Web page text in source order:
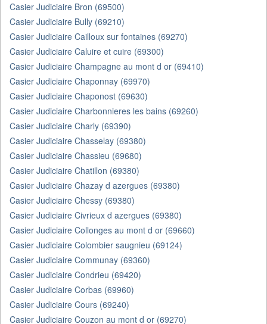
Casier Judiciaire Bron (69500)
Casier Judiciaire Bully (69210)
Casier Judiciaire Cailloux sur fontaines (69270)
Casier Judiciaire Caluire et cuire (69300)
Casier Judiciaire Champagne au mont d or (69410)
Casier Judiciaire Chaponnay (69970)
Casier Judiciaire Chaponost (69630)
Casier Judiciaire Charbonnieres les bains (69260)
Casier Judiciaire Charly (69390)
Casier Judiciaire Chasselay (69380)
Casier Judiciaire Chassieu (69680)
Casier Judiciaire Chatillon (69380)
Casier Judiciaire Chazay d azergues (69380)
Casier Judiciaire Chessy (69380)
Casier Judiciaire Civrieux d azergues (69380)
Casier Judiciaire Collonges au mont d or (69660)
Casier Judiciaire Colombier saugnieu (69124)
Casier Judiciaire Communay (69360)
Casier Judiciaire Condrieu (69420)
Casier Judiciaire Corbas (69960)
Casier Judiciaire Cours (69240)
Casier Judiciaire Couzon au mont d or (69270)